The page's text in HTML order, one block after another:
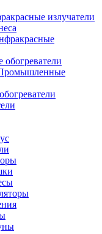
излучатели
обогреватели